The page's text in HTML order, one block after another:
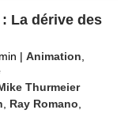
La dérive des
| Animation
Thurmeier
Ray Romano